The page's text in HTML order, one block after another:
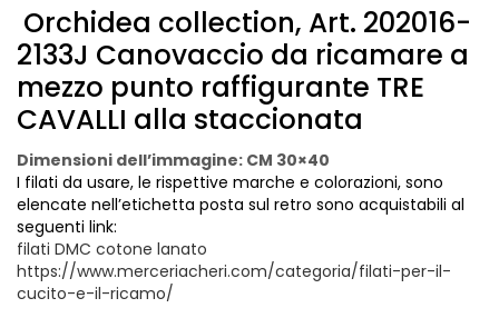
Nastri, fettucce, cordoni, (49)
Pizzi (11)
Prodotti per la sartoria (34)
Ricamo (119)
Quadri Mezzo Punto (92)
Canovacci Completi di Filati e Ago (24)
Sciarpe (8)
Set di Bottoni Vintage (77)
Swarovski (2)
Vintage (165)
Orchidea collection, Art. 202016-
2133J Canovaccio da ricamare a
mezzo punto raffigurante TRE
CAVALLI alla staccionata
Dimensioni dell’immagine: CM 30×40
I filati da usare, le rispettive marche e colorazioni, sono
elencate nell’etichetta posta sul retro sono acquistabili al
seguenti link:
filati DMC cotone lanato
https://www.merceriacheri.com/categoria/filati-per-il-
cucito-e-il-ricamo/